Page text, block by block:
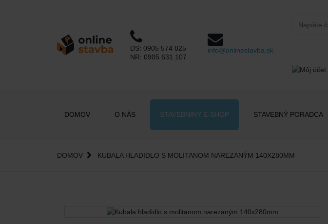
DS:0905 574 825
NR:0905 631 107
info@onlinestavba.sk
DOMOV O NÁS STAVEBNINY E-SHOP STAVEBNÝ PORADCA
DOMOV KUBALA HLADIDLO S MOLITANOM NAREZANÝM 140X280MM